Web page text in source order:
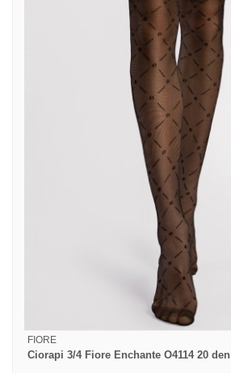
FIORE
Ciorapi 3/4 Fiore Enchante O4114 20 den